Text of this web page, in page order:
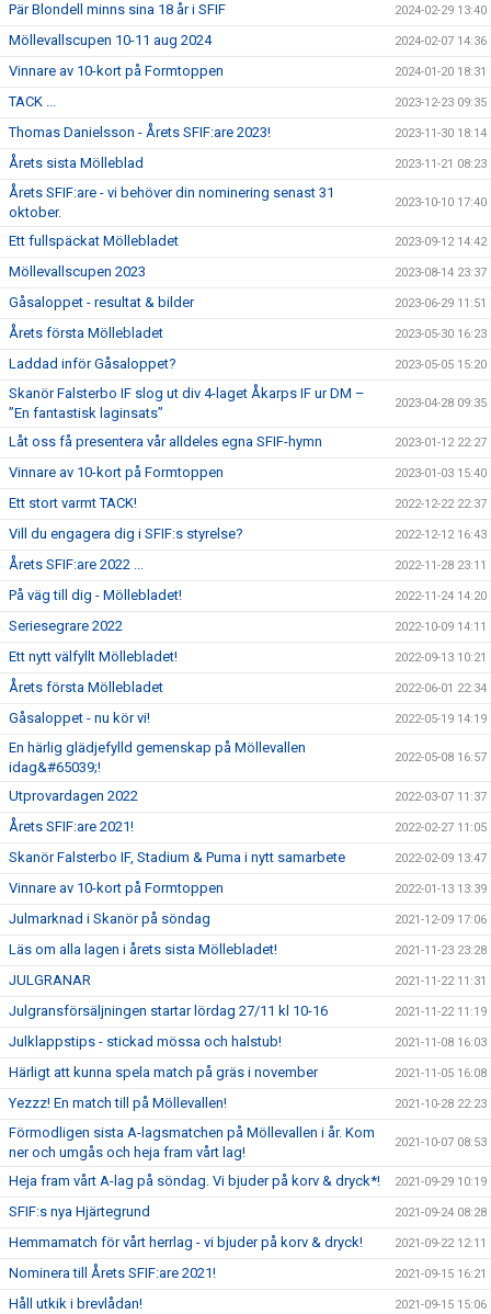
SFIF-HYMNEN
INFO MÖTANDE UNGDOMSLAG
Pär Blondell minns sina 18 år i SFIF 2024-02-29 13:40
Möllevallscupen 10-11 aug 2024 2024-02-07 14:36
Vinnare av 10-kort på Formtoppen 2024-01-20 18:31
TACK ... 2023-12-23 09:35
Thomas Danielsson - Årets SFIF:are 2023! 2023-11-30 18:14
Årets sista Mölleblad 2023-11-21 08:23
Årets SFIF:are - vi behöver din nominering senast 31
oktober.
2023-10-10 17:40
Ett fullspäckat Möllebladet 2023-09-12 14:42
Möllevallscupen 2023 2023-08-14 23:37
Gåsaloppet - resultat & bilder 2023-06-29 11:51
Årets första Möllebladet 2023-05-30 16:23
Laddad inför Gåsaloppet? 2023-05-05 15:20
Skanör Falsterbo IF slog ut div 4-laget Åkarps IF ur DM –
”En fantastisk laginsats”
2023-04-28 09:35
Låt oss få presentera vår alldeles egna SFIF-hymn 2023-01-12 22:27
Vinnare av 10-kort på Formtoppen 2023-01-03 15:40
Ett stort varmt TACK! 2022-12-22 22:37
Vill du engagera dig i SFIF:s styrelse? 2022-12-12 16:43
Årets SFIF:are 2022 ... 2022-11-28 23:11
På väg till dig - Möllebladet! 2022-11-24 14:20
Seriesegrare 2022 2022-10-09 14:11
Ett nytt välfyllt Möllebladet! 2022-09-13 10:21
Årets första Möllebladet 2022-06-01 22:34
Gåsaloppet - nu kör vi! 2022-05-19 14:19
En härlig glädjefylld gemenskap på Möllevallen
idag&#65039;!
2022-05-08 16:57
Utprovardagen 2022 2022-03-07 11:37
Årets SFIF:are 2021! 2022-02-27 11:05
Skanör Falsterbo IF, Stadium & Puma i nytt samarbete 2022-02-09 13:47
Vinnare av 10-kort på Formtoppen 2022-01-13 13:39
Julmarknad i Skanör på söndag 2021-12-09 17:06
Läs om alla lagen i årets sista Möllebladet! 2021-11-23 23:28
JULGRANAR 2021-11-22 11:31
Julgransförsäljningen startar lördag 27/11 kl 10-16 2021-11-22 11:19
Julklappstips - stickad mössa och halstub! 2021-11-08 16:03
Härligt att kunna spela match på gräs i november 2021-11-05 16:08
Yezzz! En match till på Möllevallen! 2021-10-28 22:23
Förmodligen sista A-lagsmatchen på Möllevallen i år. Kom
ner och umgås och heja fram vårt lag!
2021-10-07 08:53
Heja fram vårt A-lag på söndag. Vi bjuder på korv & dryck*! 2021-09-29 10:19
SFIF:s nya Hjärtegrund 2021-09-24 08:28
Hemmamatch för vårt herrlag - vi bjuder på korv & dryck! 2021-09-22 12:11
Nominera till Årets SFIF:are 2021! 2021-09-15 16:21
Håll utkik i brevlådan! 2021-09-15 15:06